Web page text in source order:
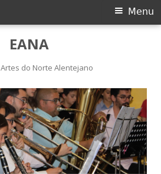
EANA
do Norte Alentejano
Menu